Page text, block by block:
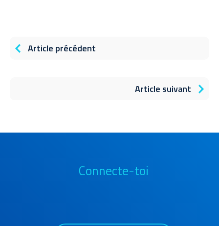
Article précédent
Article suivant
Connecte-toi